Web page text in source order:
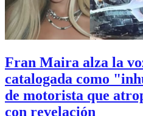
Fran Maira alza la
catalogada como
de motorista que
con revelación